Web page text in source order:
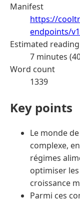
Manifest
https://
endpoints/
Estimated
7 minutes
Word count
1339
Key points
Le monde
complexe,
régimes
optimiser
croissance
Parmi ces